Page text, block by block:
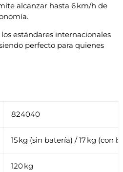
alcanzar hasta 6 km/h de
estándares internacionales
perfecto para quienes
824040
15 kg (sin batería) / 17 kg (con
120 kg